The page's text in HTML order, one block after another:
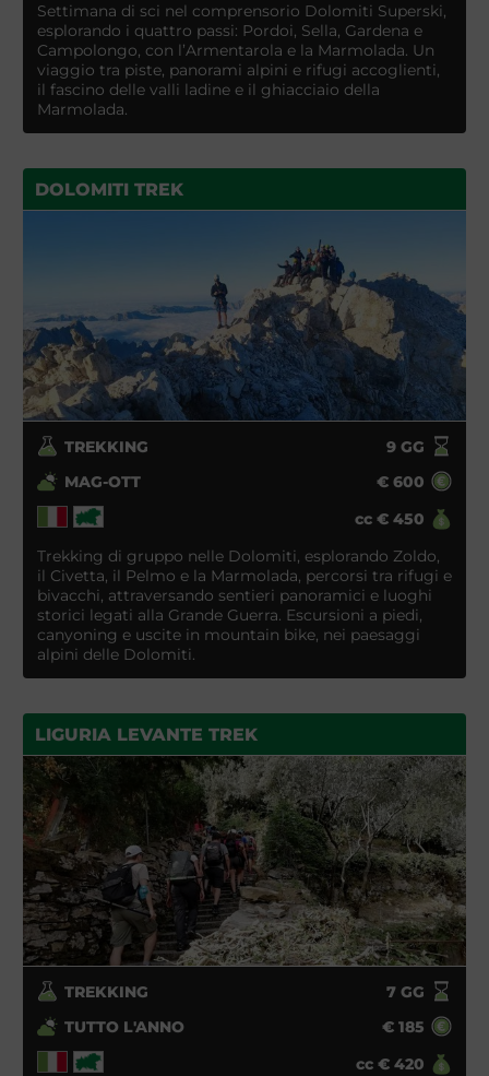
Settimana di sci nel comprensorio Dolomiti Superski,
esplorando i quattro passi: Pordoi, Sella, Gardena e
Campolongo, con l’Armentarola e la Marmolada. Un
viaggio tra piste, panorami alpini e rifugi accoglienti,
il fascino delle valli ladine e il ghiacciaio della
Marmolada.
DOLOMITI TREK
TREKKING 9GG
MAG-OTT
€ 600
cc € 450
Trekking di gruppo nelle Dolomiti, esplorando Zoldo,
il Civetta, il Pelmo e la Marmolada, percorsi tra rifugi e
bivacchi, attraversando sentieri panoramici e luoghi
storici legati alla Grande Guerra. Escursioni a piedi,
canyoning e uscite in mountain bike, nei paesaggi
alpini delle Dolomiti.
LIGURIA LEVANTE TREK
TREKKING 7GG
TUTTO L'ANNO
€ 185
cc € 420